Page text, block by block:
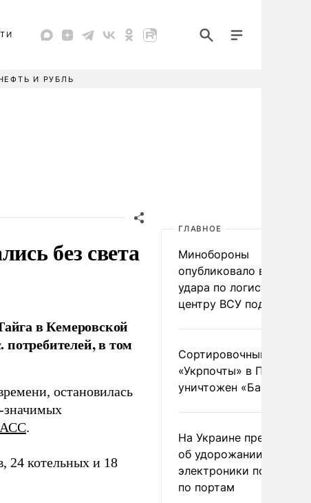
И РУБЛЬ
без света
в Кемеровской
в том
остановилась
значимых
.
24 котельных и 18
ГЛАВНОЕ
Минобороны
опубликовало видео
удара по
центру ВСУ под Киевом
Сортировочный пункт
«Укрпочты» в
уничтожен
На Украине
об удорожании
электроники после
по портам